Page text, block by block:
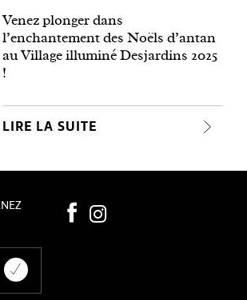
Venez plonger dans
l’enchantement des Noëls d’antan
au Village illuminé Desjardins 2025
!
LIRE LA SUITE